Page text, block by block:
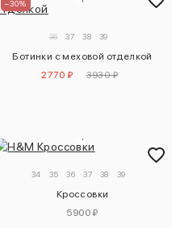
–30%
36 37 38 39
Ботинки с меховой отделкой
2770 ₽
3930 ₽
34 35 36 37 38 39
Кроссовки
5900 ₽